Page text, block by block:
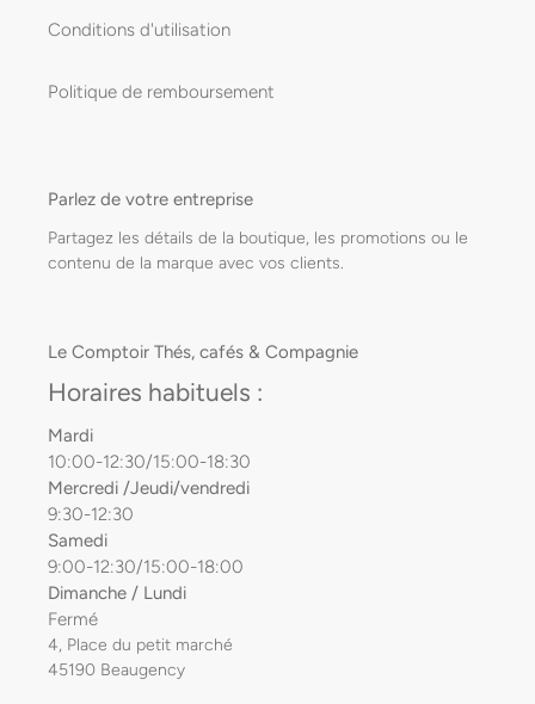
Conditions d'utilisation
Politique de remboursement
Parlez de votre entreprise
Partagez les détails de la boutique, les promotions ou le
contenu de la marque avec vos clients.
Le Comptoir Thés, cafés & Compagnie
Horaires habituels :
Mardi
10:00-12:30/15:00-18:30
Mercredi /Jeudi/vendredi
9:30-12:30
Samedi
9:00-12:30/15:00-18:00
Dimanche / Lundi
Fermé
4, Place du petit marché
45190 Beaugency